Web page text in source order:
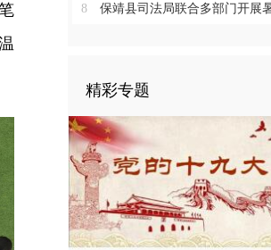
8 保靖县司法局联合多部门开展暑期大学生志愿者
精彩专题